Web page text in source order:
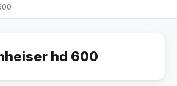
hd 600